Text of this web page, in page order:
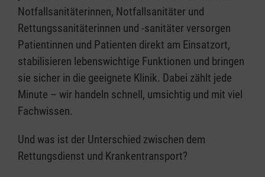
Notfallsanitäterinnen, Notfallsanitäter und
Rettungssanitäterinnen und -sanitäter versorgen
Patientinnen und Patienten direkt am Einsatzort,
stabilisieren lebenswichtige Funktionen und bringen
sie sicher in die geeignete Klinik. Dabei zählt jede
Minute – wir handeln schnell, umsichtig und mit viel
Fachwissen.
Und was ist der Unterschied zwischen dem
Rettungsdienst und Krankentransport?